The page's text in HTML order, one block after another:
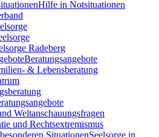
Hilfe in Notsituationen
Radeberg
Beratungsangebote
& Lebensberatung
Weltanschauungsfragen
und Rechtsextremismus
Seelsorge in